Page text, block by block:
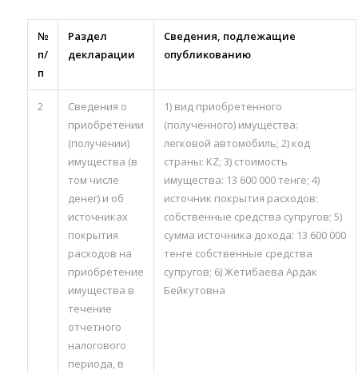
№
п/
п
Раздел
декларации
Сведения, подлежащие
опубликованию
2
Сведения о
приобретении
(получении)
имущества (в
том числе
денег) и об
источниках
покрытия
расходов на
приобретение
имущества в
течение
отчетного
налогового
периода, в
1) вид приобретенного
(полученного) имущества:
легковой автомобиль; 2) код
страны: KZ; 3) стоимость
имущества: 13 600 000 тенге; 4)
источник покрытия расходов:
собственные средства супругов; 5)
сумма источника дохода: 13 600 000
тенге собственные средства
супругов; 6) Жетибаева Ардак
Бейкутовна